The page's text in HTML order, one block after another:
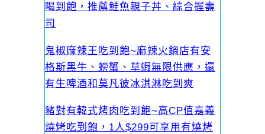
喝到飽，推薦鮭魚親子丼、綜合握壽
司
鬼椒麻辣王吃到飽~麻辣火鍋店有安
格斯黑牛、螃蟹、草蝦無限供應，還
有生啤酒和莫凡彼冰淇淋吃到爽
豬對有韓式烤肉吃到飽~高CP值嘉義
燒烤吃到飽，1人$299可享用有燒烤